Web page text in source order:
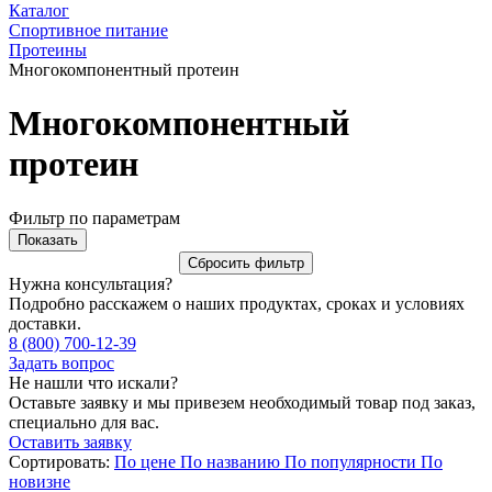
Каталог
Спортивное питание
Протеины
Многокомпонентный протеин
Многокомпонентный
протеин
Фильтр по параметрам
Нужна консультация?
Подробно расскажем о наших продуктах, сроках и условиях
доставки.
8 (800) 700-12-39
Задать вопрос
Не нашли что искали?
Оставьте заявку и мы привезем необходимый товар под заказ,
специально для вас.
Оставить заявку
Сортировать: По цене По названию По популярности По
новизне